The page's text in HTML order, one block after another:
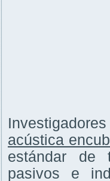
acústica
estándar de
pasivos e